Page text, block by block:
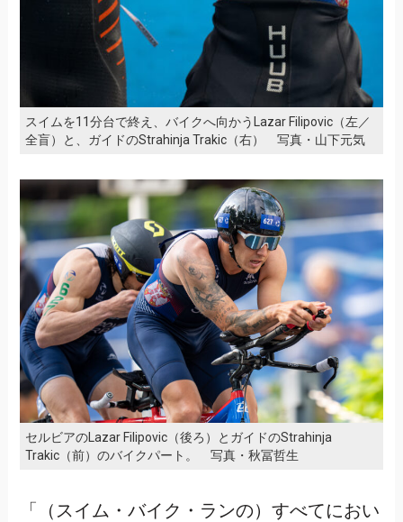
スイムを11分台で終え、バイクへ向かうLazar Filipovic（左／
全盲）と、ガイドのStrahinja Trakic（右） 写真・山下元気
セルビアのLazar Filipovic（後ろ）とガイドのStrahinja
Trakic（前）のバイクパート。 写真・秋冨哲生
「（スイム・バイク・ランの）すべてにおい